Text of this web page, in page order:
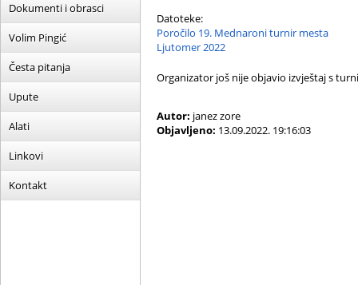
Dokumenti i obrasci
Volim Pingić
Česta pitanja
Upute
Alati
Linkovi
Kontakt
Datoteke:
Poročilo 19. Mednaroni turnir mesta
Ljutomer 2022
Organizator još nije objavio izvještaj s
Autor: janez zore
Objavljeno: 13.09.2022. 19:16:03